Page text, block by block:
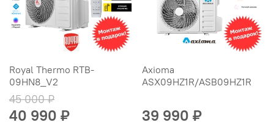
Royal Thermo RTB-
09HN8_V2
45 000 ₽
40 990 ₽
Axioma
ASX09HZ1R/ASB09HZ1R
39 990 ₽